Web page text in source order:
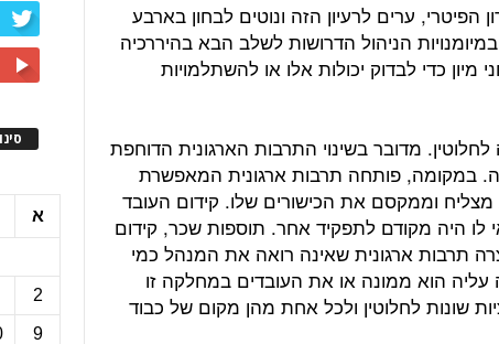
ערים לרעיון הזה ונוטים לבחון בארבע
הניהול הדרושות לשלב הבא בהיררכיה
כדי לבדוק יכולות אלו או להשתלמויות
מדובר בשינוי התרבות הארגונית הדוחפת
במקומה, פותחה תרבות ארגונית המאפשרת
וממקסם את הכישורים שלו. קידום העובד
היה מקודם לתפקיד אחר. תוספות שכר, קידום
תרבות ארגונית שאינה רואה את המנהל כמי
הוא ממונה או את העובדים במחלקה זו
שונות לחלוטין ולכל אחת מהן מקום של כבוד
א
2
9